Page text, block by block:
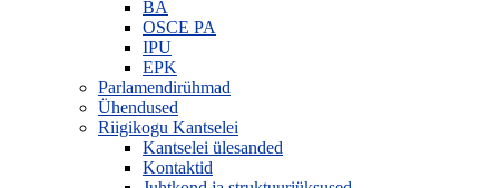
BA
OSCE PA
IPU
EPK
Parlamendirühmad
Ühendused
Riigikogu Kantselei
Kantselei ülesanded
Kontaktid